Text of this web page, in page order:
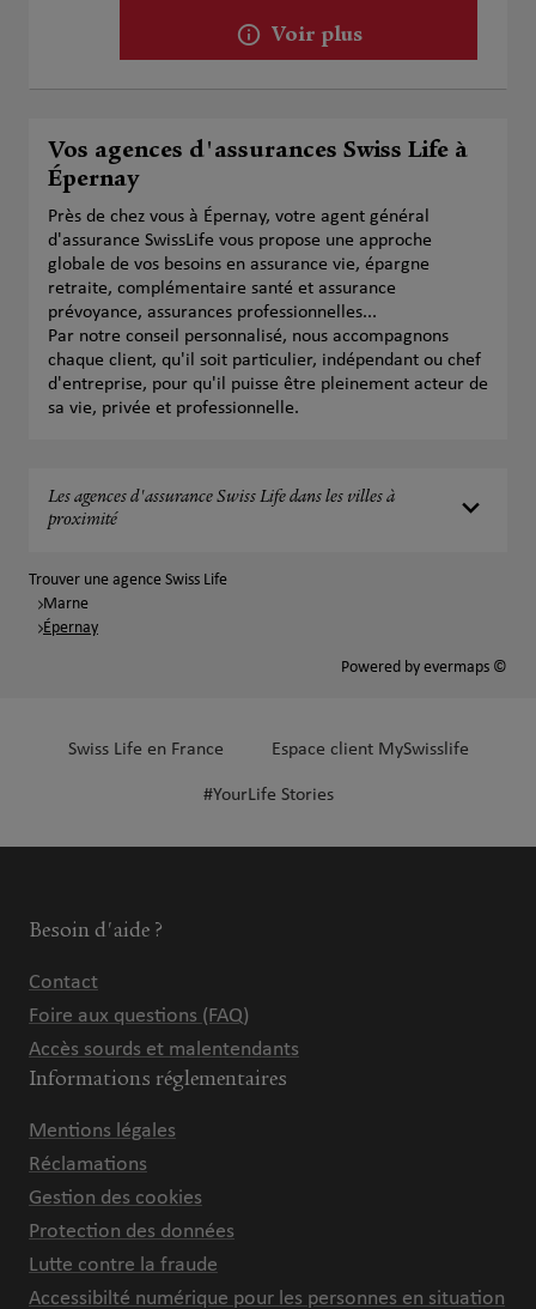
Voir plus
Vos agences d'assurances Swiss Life à
Épernay
Près de chez vous à Épernay, votre agent général
d'assurance SwissLife vous propose une approche
globale de vos besoins en assurance vie, épargne
retraite, complémentaire santé et assurance
prévoyance, assurances professionnelles...
Par notre conseil personnalisé, nous accompagnons
chaque client, qu'il soit particulier, indépendant ou chef
d'entreprise, pour qu'il puisse être pleinement acteur de
sa vie, privée et professionnelle.
Les agences d'assurance Swiss Life dans les villes à
proximité
Trouver une agence Swiss Life
Marne
Épernay
Powered by evermaps ©
Swiss Life en France Espace client MySwisslife
#YourLife Stories
Besoin d'aide ?
Contact
Foire aux questions (FAQ)
Accès sourds et malentendants
Informations réglementaires
Mentions légales
Réclamations
Gestion des cookies
Protection des données
Lutte contre la fraude
Accessibilté numérique pour les personnes en situation